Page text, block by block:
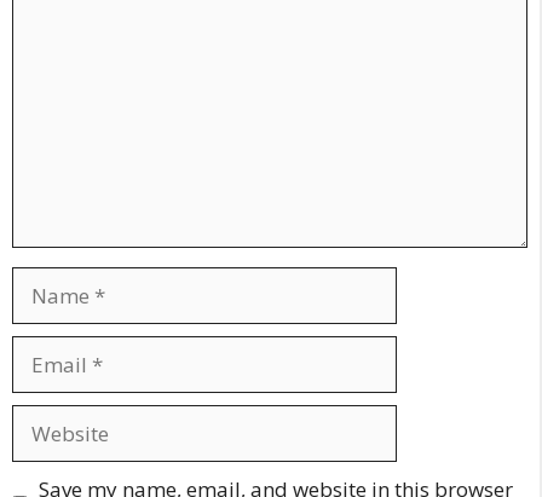
Save my name, email, and website in this browser